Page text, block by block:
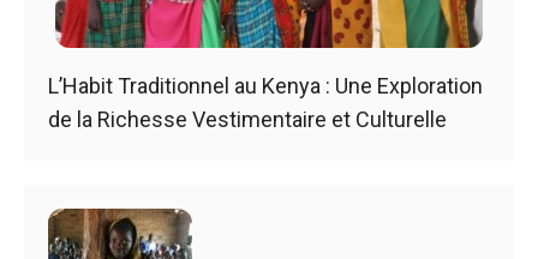
L’Habit Traditionnel au Kenya : Une Exploration
de la Richesse Vestimentaire et Culturelle